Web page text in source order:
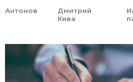
Антонов
Дмитрий
Кива